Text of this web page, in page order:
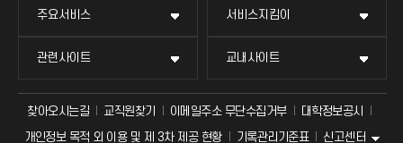
주요서비스 서비스지킴이
관련사이트 교내사이트
찾아오시는길 교직원찾기 이메일주소 무단수집거부
대학정보공시
개인정보 목적 외 이용 및 제 3차 제공 현황
기록관리기준표 신고센터